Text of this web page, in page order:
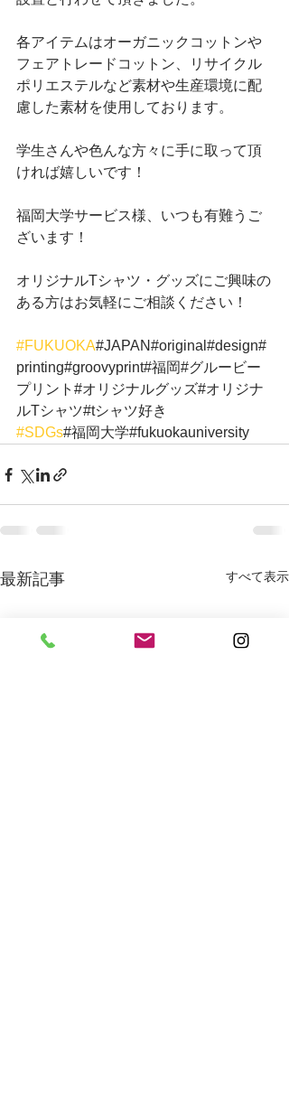
各アイテムはオーガニックコットンや
フェアトレードコットン、リサイクル
ポリエステルなど素材や生産環境に配
慮した素材を使用しております。
学生さんや色んな方々に手に取って頂
ければ嬉しいです！
福岡大学サービス様、いつも有難うご
ざいます！
オリジナルTシャツ・グッズにご興味の
ある方はお気軽にご相談ください！
#FUKUOKA#JAPAN#original#design#
printing#groovyprint#福岡#グルービー
プリント#オリジナルグッズ#オリジナ
ルTシャツ#tシャツ好き
#SDGs#福岡大学#fukuokauniversity
最新記事 すべて表示